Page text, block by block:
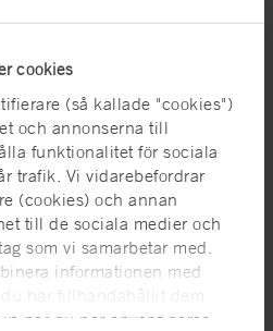
cookies
(så kallade "cookies")
och annonserna till
funktionalitet för sociala
trafik. Vi vidarebefordrar
(cookies) och annan
till de sociala medier och
som vi samarbetar med.
informationen med
har tillhandahållit dem
när du har använt deras